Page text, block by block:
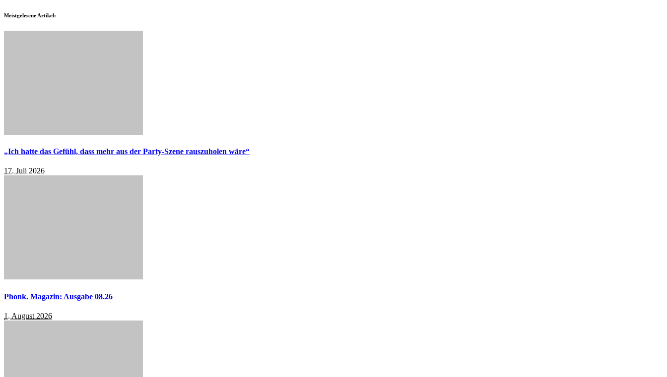
Meistgelesene Artikel:
„Ich hatte das Gefühl, dass mehr aus der Party-Szene rauszuholen wäre“
17. Juli 2026
Phonk. Magazin: Ausgabe 08.26
1. August 2026